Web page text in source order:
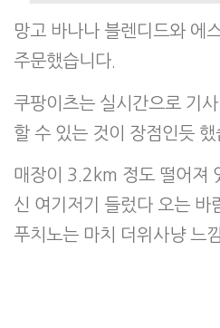
망고 바나나 블렌디드와 에
주문했습니다.
쿠팡이츠는 실시간으로 기
할 수 있는 것이 장점인듯 했
매장이 3.2km 정도 떨어져
신 여기저기 들렀다 오는
푸치노는 마치 더위사냥 느